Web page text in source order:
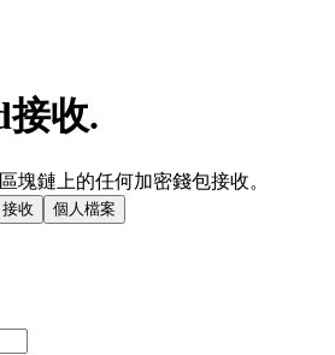
接收.
塊鏈上的任何加密錢包接收。
接收 個人檔案